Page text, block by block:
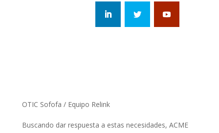
OTIC Sofofa / Equipo Relink
Buscando dar respuesta a estas necesidades, ACME